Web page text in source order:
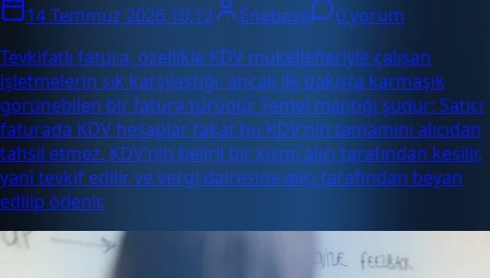
14 Temmuz 2026 10:12 Enabase
0 yorum
Tevkifatlı fatura, özellikle KDV mükellefleriyle çalışan
işletmelerin sık karşılaştığı, ancak ilk bakışta karmaşık
görünebilen bir fatura türüdür. Temel mantığı şudur: Satıcı
faturada KDV hesaplar fakat bu KDV’nin tamamını alıcıdan
tahsil etmez. KDV’nin belirli bir kısmı alıcı tarafından kesilir,
yani tevkif edilir ve vergi dairesine alıcı tarafından beyan
edilip ödenir.